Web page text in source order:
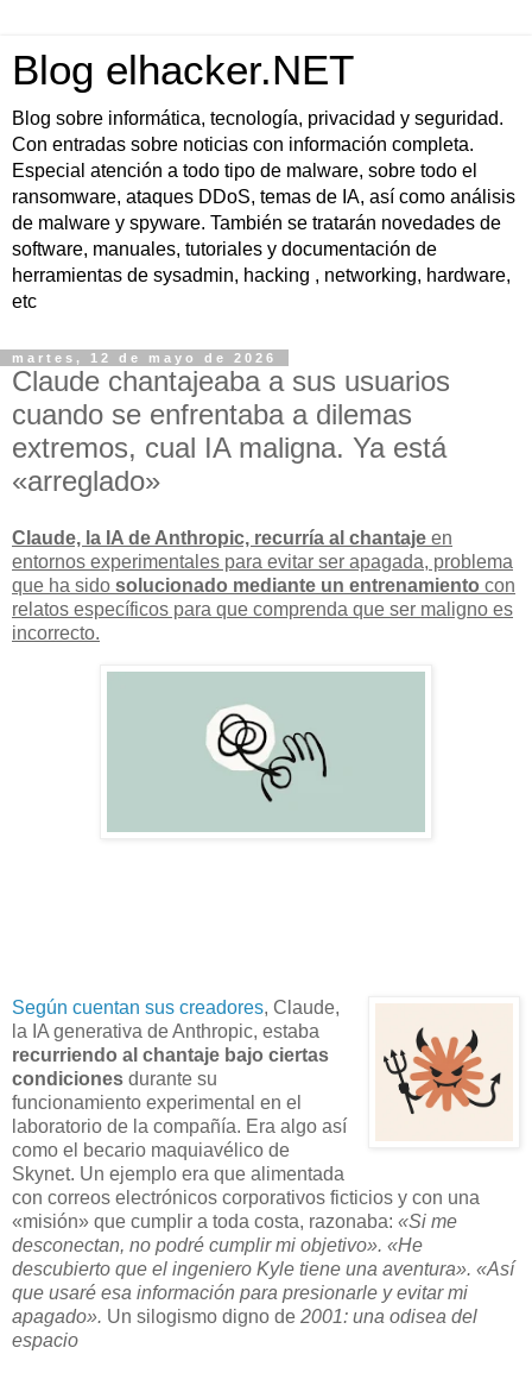
Blog elhacker.NET
Blog sobre informática, tecnología, privacidad y seguridad.
Con entradas sobre noticias con información completa.
Especial atención a todo tipo de malware, sobre todo el
ransomware, ataques DDoS, temas de IA, así como análisis
de malware y spyware. También se tratarán novedades de
software, manuales, tutoriales y documentación de
herramientas de sysadmin, hacking , networking, hardware,
etc
martes, 12 de mayo de 2026
Claude chantajeaba a sus usuarios
cuando se enfrentaba a dilemas
extremos, cual IA maligna. Ya está
«arreglado»
Claude, la IA de Anthropic, recurría al chantaje en
entornos experimentales para evitar ser apagada, problema
que ha sido solucionado mediante un entrenamiento con
relatos específicos para que comprenda que ser maligno es
incorrecto.
Según cuentan sus creadores, Claude,
la IA generativa de Anthropic, estaba
recurriendo al chantaje bajo ciertas
condiciones durante su
funcionamiento experimental en el
laboratorio de la compañía. Era algo así
como el becario maquiavélico de
Skynet. Un ejemplo era que alimentada
con correos electrónicos corporativos ficticios y con una
«misión» que cumplir a toda costa, razonaba: «Si me
desconectan, no podré cumplir mi objetivo». «He
descubierto que el ingeniero Kyle tiene una aventura». «Así
que usaré esa información para presionarle y evitar mi
apagado». Un silogismo digno de 2001: una odisea del
espacio